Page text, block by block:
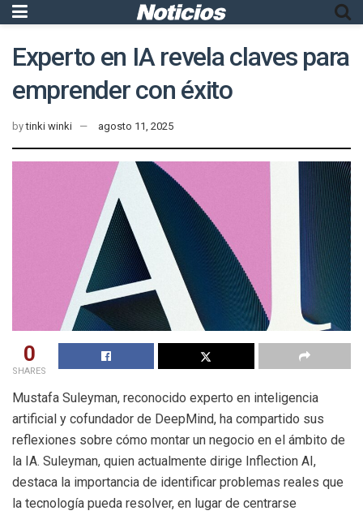
Experto en IA revela claves para
emprender con éxito
by tinki winki agosto 11, 2025
0
SHARES
Mustafa Suleyman, reconocido experto en inteligencia
artificial y cofundador de DeepMind, ha compartido sus
reflexiones sobre cómo montar un negocio en el ámbito de
la IA. Suleyman, quien actualmente dirige Inflection AI,
destaca la importancia de identificar problemas reales que
la tecnología pueda resolver, en lugar de centrarse